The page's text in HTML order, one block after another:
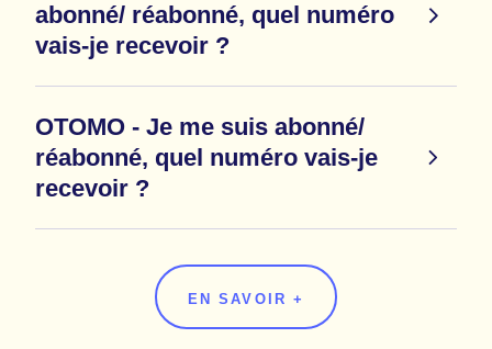
abonné/ réabonné, quel numéro
vais-je recevoir ?
OTOMO - Je me suis abonné/
réabonné, quel numéro vais-je
recevoir ?
EN SAVOIR +